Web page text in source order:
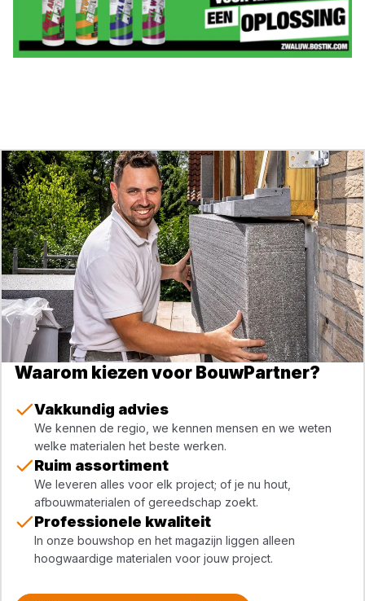
Waarom kiezen voor BouwPartner?
Vakkundig advies
We kennen de regio, we kennen mensen en we weten
welke materialen het beste werken.
Ruim assortiment
We leveren alles voor elk project; of je nu hout,
afbouwmaterialen of gereedschap zoekt.
Professionele kwaliteit
In onze bouwshop en het magazijn liggen alleen
hoogwaardige materialen voor jouw project.